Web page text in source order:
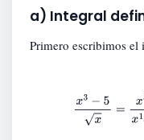
a) Integral
Primero escribimos el
x3 −5 x= 3